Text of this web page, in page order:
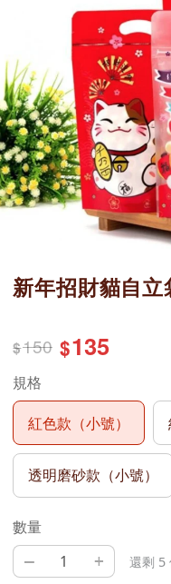
新年招財貓自
$150 $135
規格
紅色款（小號）
透明磨砂款（小號）
數量
– + 還剩 5